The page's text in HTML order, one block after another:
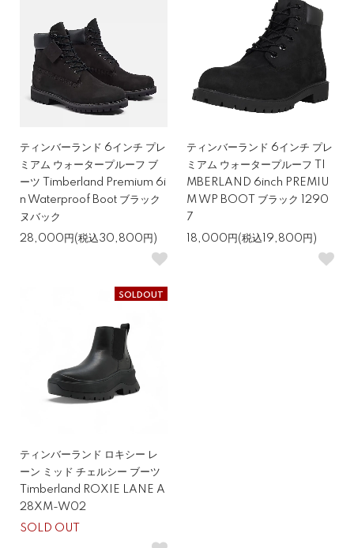
ティンバーランド 6インチ プレ
ミアム ウォータープルーフ ブ
ーツ Timberland Premium 6i
n Waterproof Boot ブラック
ヌバック
28,000円(税込30,800円)
ティンバーランド 6インチ プレ
ミアム ウォータープルーフ TI
MBERLAND 6inch PREMIU
M WP BOOT ブラック 1290
7
18,000円(税込19,800円)
SOLDOUT
ティンバーランド ロキシー レ
ーン ミッド チェルシー ブーツ
Timberland ROXIE LANE A
28XM-W02
SOLD OUT